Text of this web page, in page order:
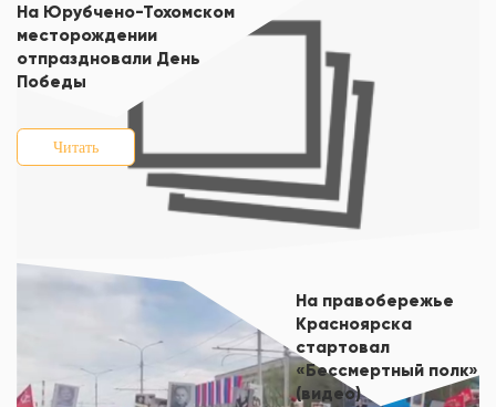
На Юрубчено-Тохомском
месторождении
отпраздновали День
Победы
Читать
На правобережье
Красноярска
стартовал
«Бессмертный полк»
(видео)